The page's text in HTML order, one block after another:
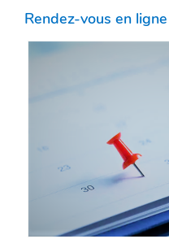
Rendez-vous en ligne